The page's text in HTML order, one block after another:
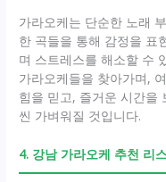
가라오케는 단순한 노래
한 곡들을 통해 감정을 표
며 스트레스를 해소할 수
가라오케들을 찾아가며,
힘을 믿고, 즐거운 시간을
씬 가벼워질 것입니다.
4. 강남 가라오케 추천 리